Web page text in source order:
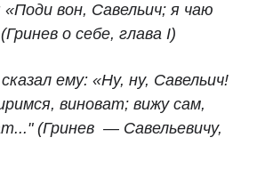
«Поди вон, Савельич; я чаю
(Гринев о себе, глава I)
ему: «Ну, ну, Савельич!
виноват; вижу сам,
(Гринев — Савельевичу,